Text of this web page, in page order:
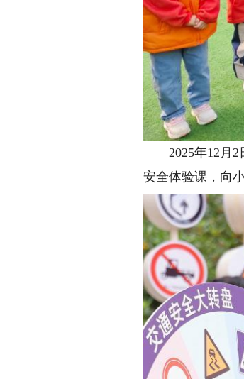
2025年12月2
安全体验课，向